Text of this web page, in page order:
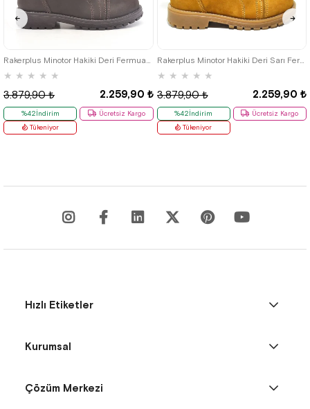
★ ★ ★ ★ ★
2.259,90 ₺
3.879,90 ₺
%42İndirim
Ücretsiz Kargo
Tükeniyor
26 27 28 29 30 31
32
Rakerplus Minotor Hakiki Deri Sarı Fermuarlı Çocuk Bot
★ ★ ★ ★ ★
2.259,90 ₺
3.879,90 ₺
%42İndirim
Ücretsiz Kargo
Tükeniyor
26 27 28 29 30 31
32
Hızlı Etiketler
Kurumsal
Çözüm Merkezi